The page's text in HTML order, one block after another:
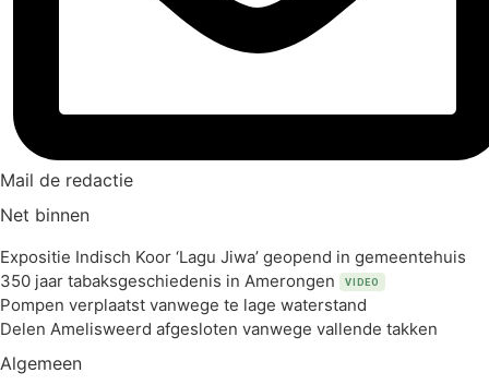
Mail de redactie
Net binnen
Expositie Indisch Koor ‘Lagu Jiwa’ geopend in gemeentehuis
350 jaar tabaksgeschiedenis in Amerongen
VIDEO
Pompen verplaatst vanwege te lage waterstand
Delen Amelisweerd afgesloten vanwege vallende takken
Algemeen